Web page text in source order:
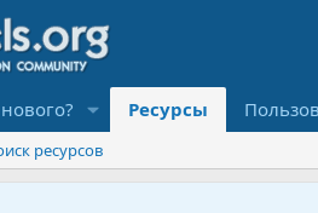
Ресурсы
ресурсов